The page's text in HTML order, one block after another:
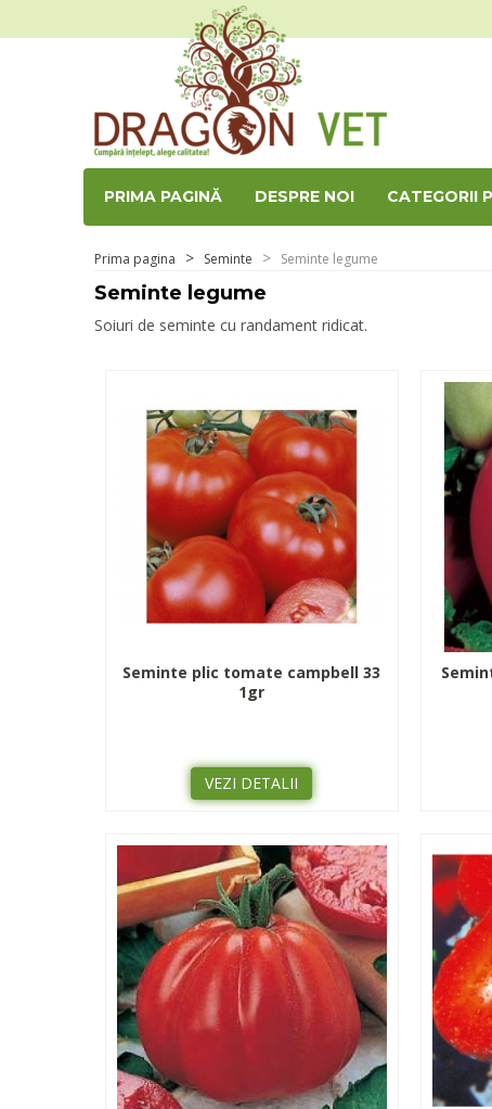
PRIMA PAGINĂ DESPRE NOI CATEGORII
Prima pagina Seminte Seminte legume
Seminte legume
Soiuri de seminte cu randament ridicat.
Seminte plic tomate campbell 33
1gr
VEZI DETALII